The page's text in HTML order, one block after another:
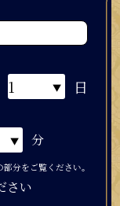
日
分
分をご覧ください。
さい